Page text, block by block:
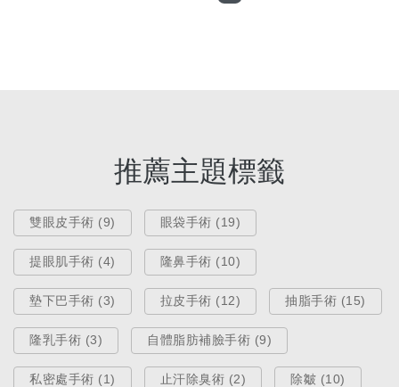
推薦主題標籤
雙眼皮手術 (9) 眼袋手術 (19)
提眼肌手術 (4) 隆鼻手術 (10)
墊下巴手術 (3) 拉皮手術 (12) 抽脂手術 (15)
隆乳手術 (3) 自體脂肪補臉手術 (9)
私密處手術 (1) 止汗除臭術 (2) 除皺 (10)